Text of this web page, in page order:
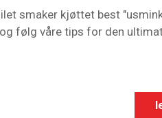
smaker kjøttet best
følg våre tips for den